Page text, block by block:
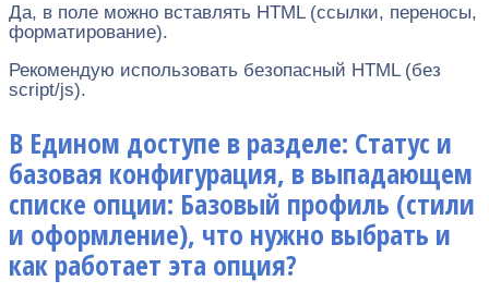
Да, в поле можно вставлять HTML (ссылки, переносы,
форматирование).
Рекомендую использовать безопасный HTML (без
script/js).
В Едином доступе в разделе: Статус и
базовая конфигурация, в выпадающем
списке опции: Базовый профиль (стили
и оформление), что нужно выбрать и
как работает эта опция?